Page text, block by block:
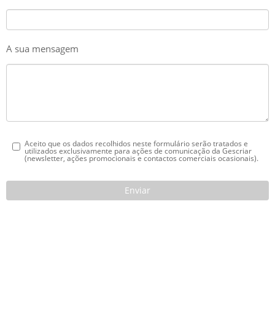
A sua mensagem
Aceito que os dados recolhidos neste formulário serão tratados e
utilizados exclusivamente para ações de comunicação da Gescriar
(newsletter, ações promocionais e contactos comerciais ocasionais).